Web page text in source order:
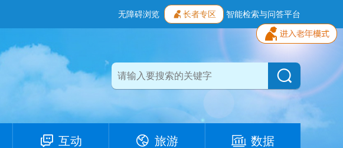
无障碍浏览 长者专区 智能检索与问答平台
互动 旅游 数据